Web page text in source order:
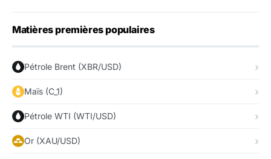
Matières premières populaires
Pétrole Brent (XBR/USD)
Maïs (C_1)
Pétrole WTI (WTI/USD)
Or (XAU/USD)